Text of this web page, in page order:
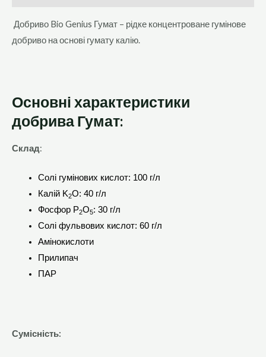
Добриво Bio Genius Гумат – рідке концентроване гумінове
добриво на основі гумату калію.
Основні характеристики
добрива Гумат:
Склад:
Солі гумінових кислот: 100 г/л
Калій K2O: 40 г/л
Фосфор P2O5: 30 г/л
Солі фульвових кислот: 60 г/л
Амінокислоти
Прилипач
ПАР
Сумісність: